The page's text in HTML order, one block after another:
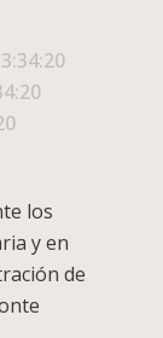
los
y en
de